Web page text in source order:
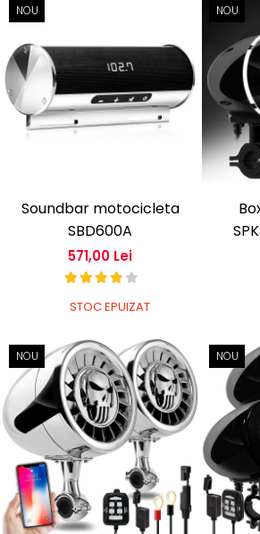
NOU
Soundbar motocicleta
SBD600A
571,00 Lei
STOC EPUIZAT
NOU
NOU NOU